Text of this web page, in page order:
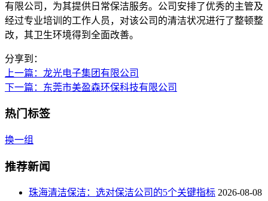
有限公司，为其提供日常保洁服务。公司安排了优秀的主管及
经过专业培训的工作人员，对该公司的清洁状况进行了整顿整
改，其卫生环境得到全面改善。
分享到：
上一篇 ：龙光电子集团有限公司
下一篇 ：东莞市美盈森环保科技有限公司
热门标签
换一组
推荐新闻
珠海清洁保洁：选对保洁公司的5个关键指标 2026-08-08